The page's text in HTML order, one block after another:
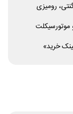
رومیزی
موتورسیکلت
خرید»